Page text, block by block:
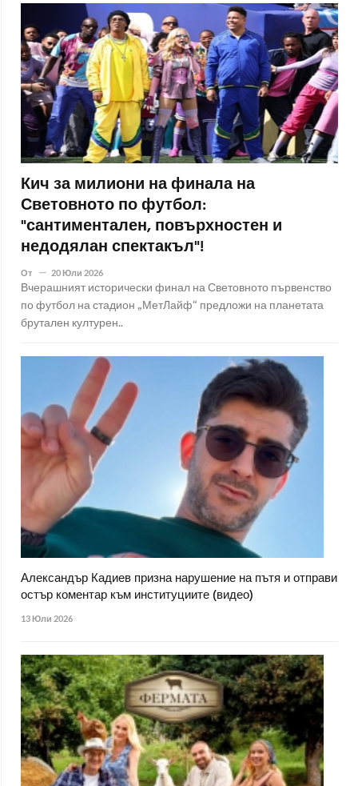
Кич за милиони на финала на
Световното по футбол:
"сантиментален, повърхностен и
недодялан спектакъл"!
От 20 Юли 2026
Вчерашният исторически финал на Световното първенство
по футбол на стадион „МетЛайф“ предложи на планетата
брутален културен..
Александър Кадиев призна нарушение на пътя и отправи
остър коментар към институциите (видео)
13 Юли 2026